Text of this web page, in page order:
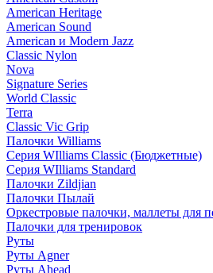
American Heritage
American Sound
American и Modern Jazz
Classic Nylon
Nova
Signature Series
World Classic
Terra
Classic Vic Grip
Палочки Williams
Серия WIlliams Classic (Бюджетные)
Серия WIlliams Standard
Палочки Zildjian
Палочки Пылай
Оркестровые палочки, маллеты для
Палочки для тренировок
Руты
Руты Agner
Руты Ahead